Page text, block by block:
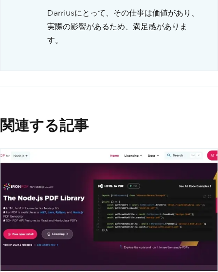
Darriusにとって、その仕事は価値があり、
実際の影響があるため、満足感がありま
す。
関連する記事